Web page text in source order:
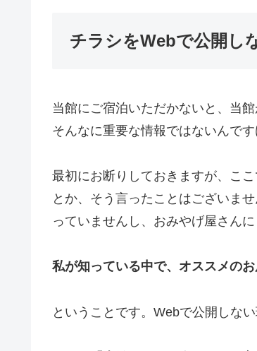
チラシをWebで公開し
当館にご宿泊いただかないと、当
そんなに重要な情報ではないんです
最初にお断りしておきますが、こ
とか、そう言ったことはございま
っていませんし、おみやげ屋さん
私が知っている中で、オススメの
ということです。Webで公開しな